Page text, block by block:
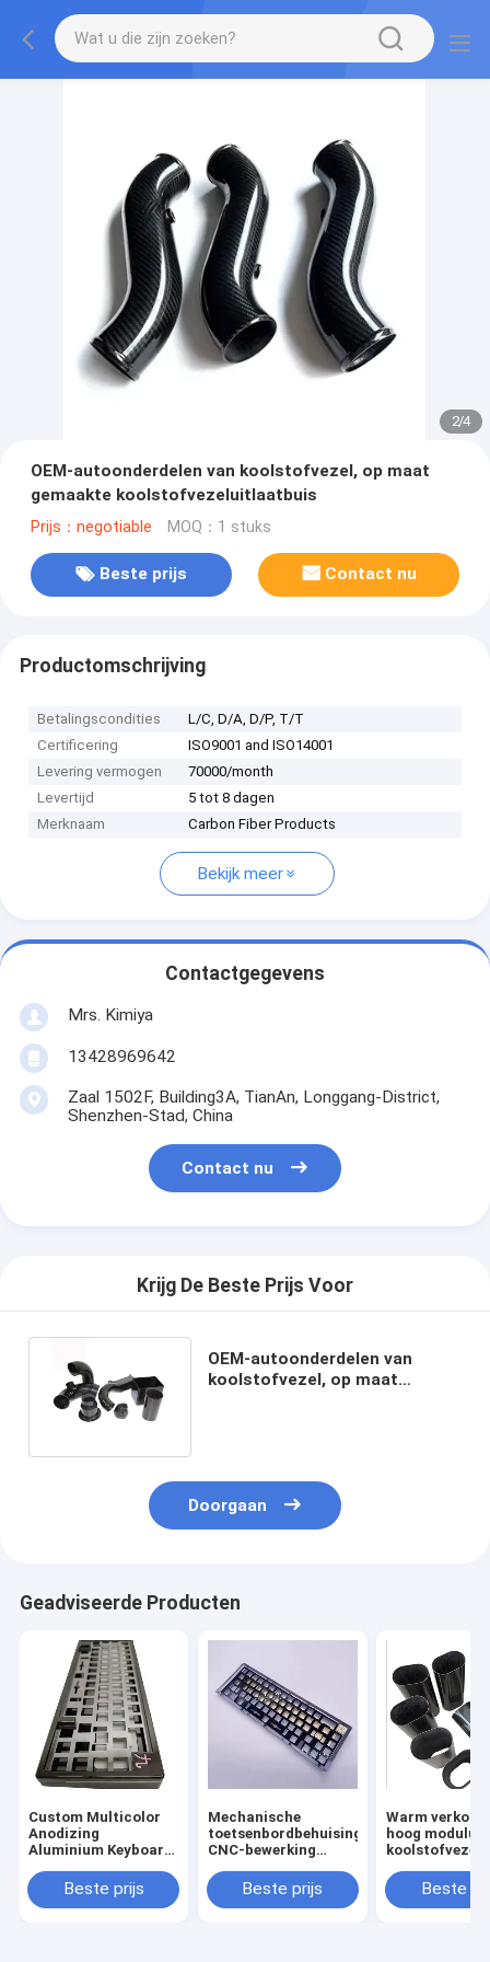
2/4
OEM-autoonderdelen van koolstofvezel, op maat
gemaakte koolstofvezeluitlaatbuis
Prijs：negotiable MOQ：1 stuks
Beste prijs Contact nu
Productomschrijving
Betalingscondities
L/C, D/A, D/P, T/T
Certificering
ISO9001 and ISO14001
Levering vermogen
70000/month
Levertijd
5 tot 8 dagen
Merknaam
Carbon Fiber Products
Bekijk meer
Contactgegevens
Mrs. Kimiya
13428969642
Zaal 1502F, Building3A, TianAn, Longgang-District,
Shenzhen-Stad, China
Contact nu
Krijg De Beste Prijs Voor
OEM-autoonderdelen van
koolstofvezel, op maat
Doorgaan
Geadviseerde Producten
Custom Multicolor
Anodizing
Aluminium Keyboard
Bewerking
Mechanische Cnc
Beste prijs
Mechanische
toetsenbordbehuising
CNC-bewerking
Aluminium
geanodiseerd voor
Beste prijs
Warm verkoop
hoog modulus
koolstofvezel
Beste